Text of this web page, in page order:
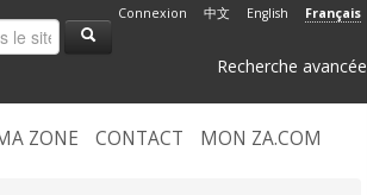
Connexion 中文 English Français
Recherche avancée
ZONE CONTACT MON ZA.COM